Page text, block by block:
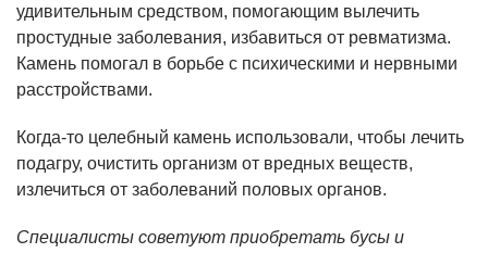
удивительным средством, помогающим вылечить
простудные заболевания, избавиться от ревматизма.
Камень помогал в борьбе с психическими и нервными
расстройствами.
Когда-то целебный камень использовали, чтобы лечить
подагру, очистить организм от вредных веществ,
излечиться от заболеваний половых органов.
Специалисты советуют приобретать бусы и